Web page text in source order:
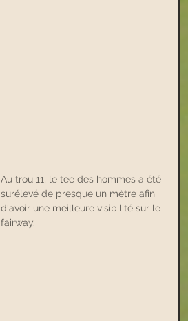
Au trou 11, le tee des hommes a été
surélevé de presque un mètre afin
d'avoir une meilleure visibilité sur le
fairway.